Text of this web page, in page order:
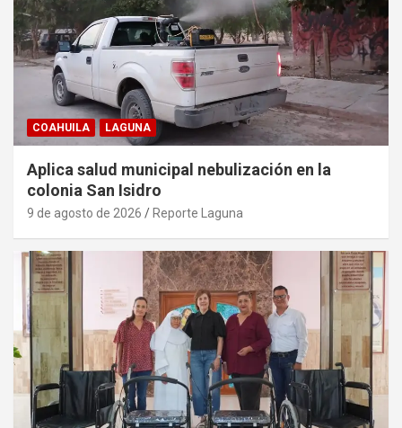
COAHUILA LAGUNA
Aplica salud municipal nebulización en la
colonia San Isidro
9 de agosto de 2026 Reporte Laguna